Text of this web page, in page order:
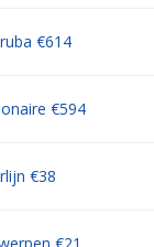
€614
€594
€38
€21